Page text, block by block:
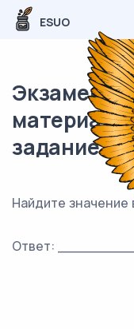
ESUO
материал
задание /
Найдите значение
Ответ: